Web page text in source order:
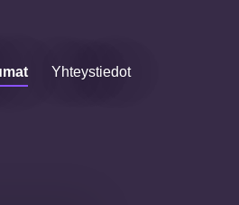
Yhteystiedot